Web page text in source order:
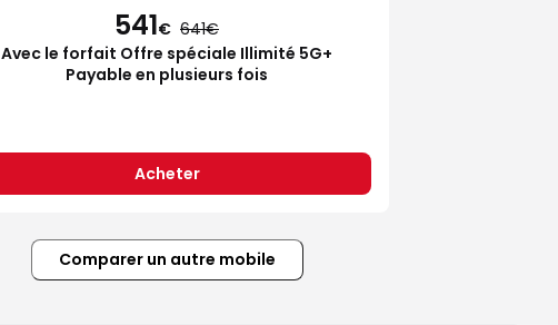
541€ 641
Avec le forfait Offre spéciale Illimité 5G+
Payable en plusieurs fois
Acheter
Comparer un autre mobile